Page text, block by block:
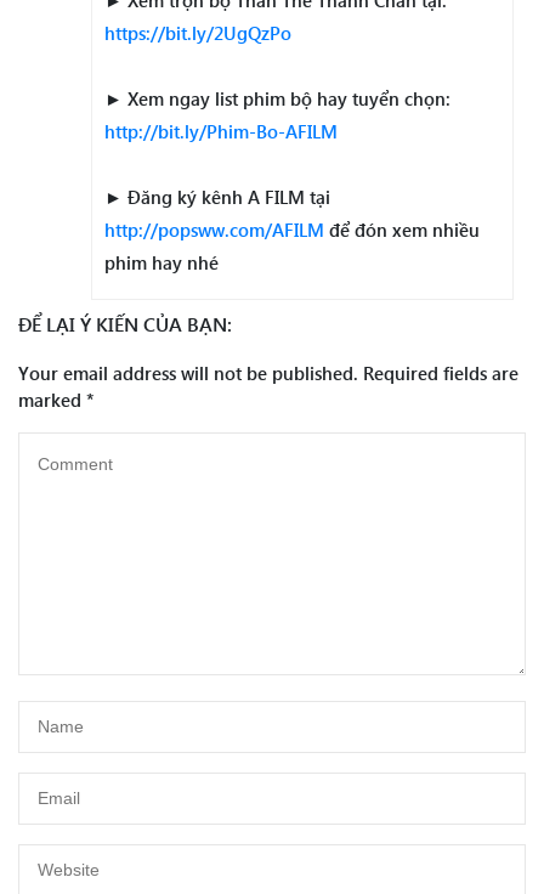
https://bit.ly/2UgQzPo
► Xem ngay list phim bộ hay tuyển chọn:
http://bit.ly/Phim-Bo-AFILM
► Đăng ký kênh A FILM tại
http://popsww.com/AFILM để đón xem nhiều
phim hay nhé
ĐỂ LẠI Ý KIẾN CỦA BẠN:
Your email address will not be published. Required fields are
marked *